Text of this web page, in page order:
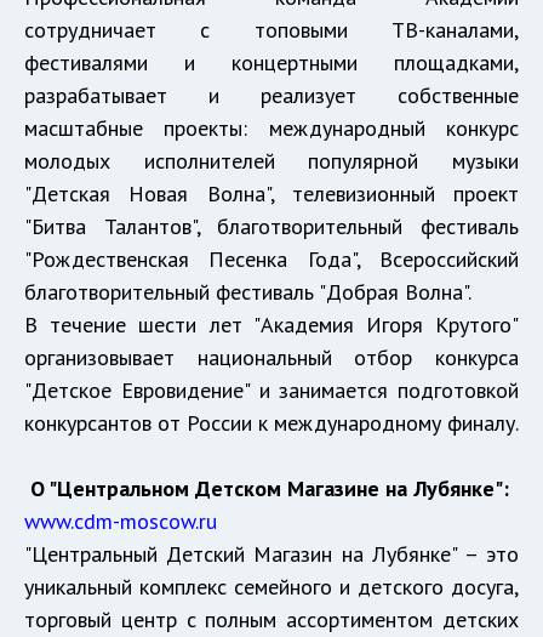
сотрудничает с топовыми ТВ-каналами,
фестивалями и концертными площадками,
разрабатывает и реализует собственные
масштабные проекты: международный конкурс
молодых исполнителей популярной музыки
"Детская Новая Волна", телевизионный проект
"Битва Талантов", благотворительный фестиваль
"Рождественская Песенка Года", Всероссийский
благотворительный фестиваль "Добрая Волна".
В течение шести лет "Академия Игоря Крутого"
организовывает национальный отбор конкурса
"Детское Евровидение" и занимается подготовкой
конкурсантов от России к международному финалу.
О "Центральном Детском Магазине на Лубянке":
www.cdm-moscow.ru
"Центральный Детский Магазин на Лубянке" – это
уникальный комплекс семейного и детского досуга,
торговый центр с полным ассортиментом детских